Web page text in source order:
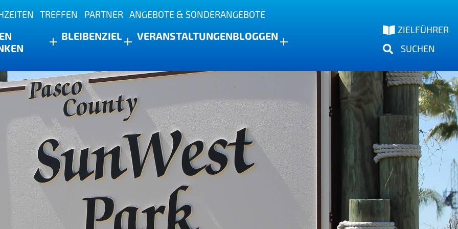
TREFFEN PARTNER ANGEBOTE & SONDERANGEBOTE
BLEIBENZIEL VERANSTALTUNGENBLOGGEN
ZIELFÜHRER
SUCHEN